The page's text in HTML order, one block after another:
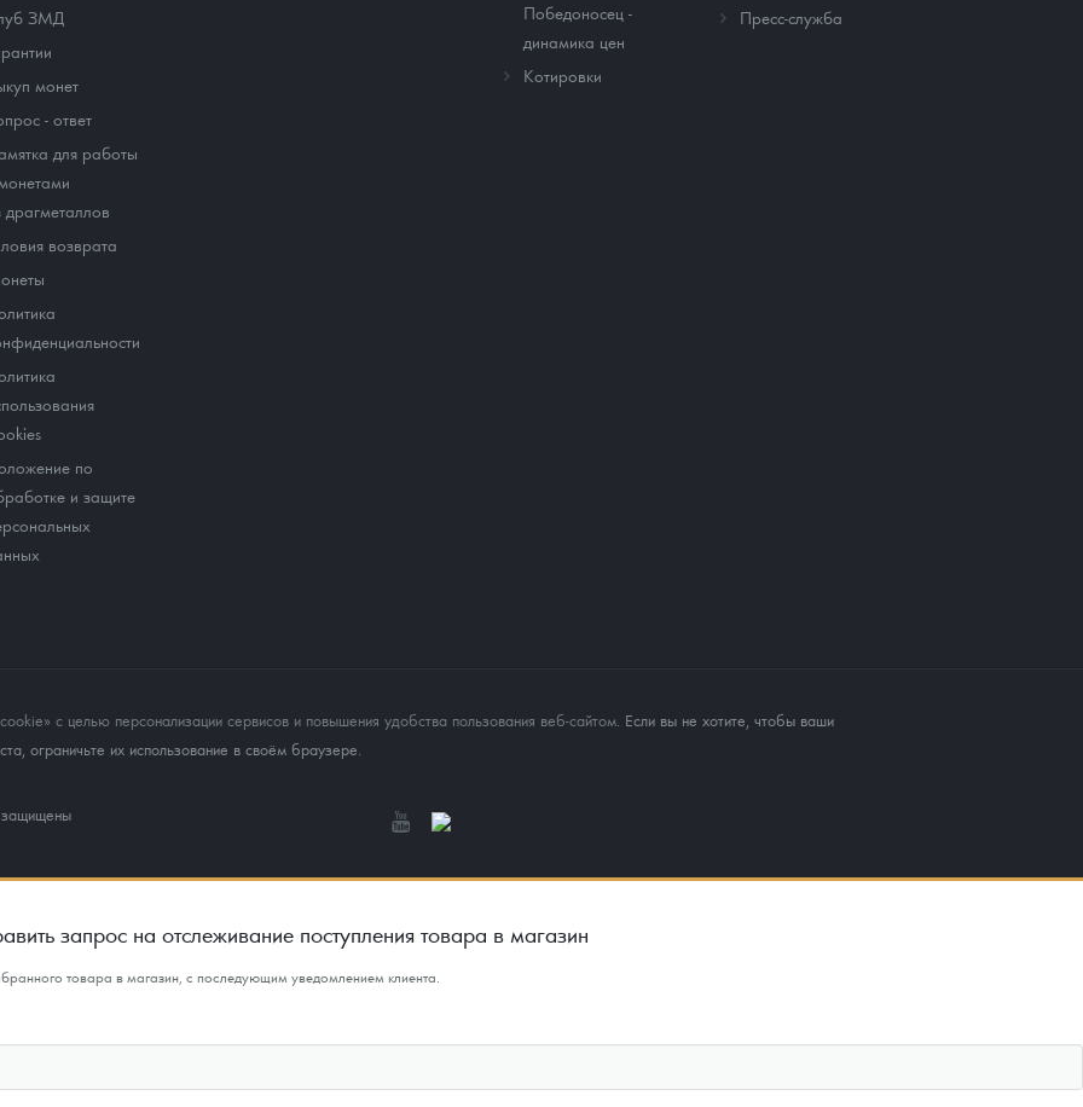
ЗМД
монет
- ответ
для работы
драгметаллов
возврата
по
и защите
Победоносец -
динамика цен
Котировки
Пресс-служба
с целью персонализации сервисов и повышения удобства пользования веб-сайтом . Если вы не хотите, чтобы ваши
ограничьте их использование в своём браузере.
запрос на отслеживание поступления товара в магазин
товара в магазин, с последующим уведомлением клиента.